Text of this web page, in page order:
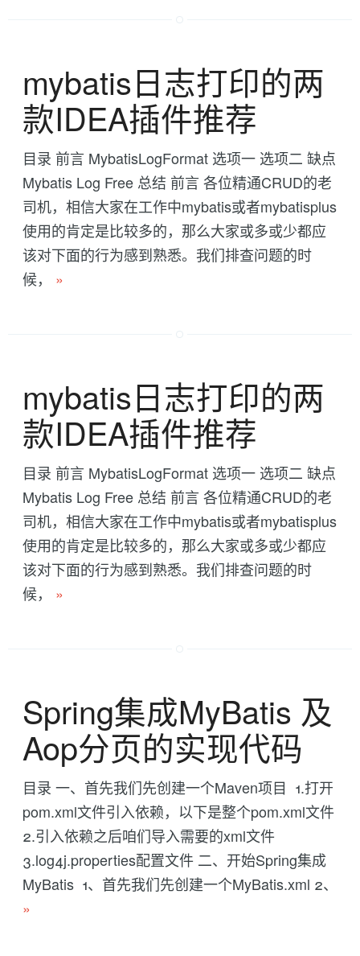
mybatis日志打印的两
款IDEA插件推荐
目录 前言 MybatisLogFormat 选项一 选项二 缺点
Mybatis Log Free 总结 前言 各位精通CRUD的老
司机，相信大家在工作中mybatis或者mybatisplus
使用的肯定是比较多的，那么大家或多或少都应
该对下面的行为感到熟悉。我们排查问题的时
候， »
mybatis日志打印的两
款IDEA插件推荐
目录 前言 MybatisLogFormat 选项一 选项二 缺点
Mybatis Log Free 总结 前言 各位精通CRUD的老
司机，相信大家在工作中mybatis或者mybatisplus
使用的肯定是比较多的，那么大家或多或少都应
该对下面的行为感到熟悉。我们排查问题的时
候， »
Spring集成MyBatis 及
Aop分页的实现代码
目录 一、首先我们先创建一个Maven项目 1.打开
pom.xml文件引入依赖，以下是整个pom.xml文件
2.引入依赖之后咱们导入需要的xml文件
3.log4j.properties配置文件 二、开始Spring集成
MyBatis 1、首先我们先创建一个MyBatis.xml 2、
»